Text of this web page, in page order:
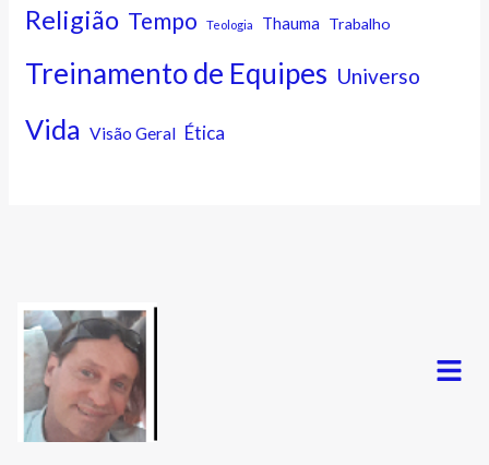
Religião Tempo Teologia Thauma Trabalho
Treinamento de Equipes Universo
Vida Visão Geral Ética
Menu